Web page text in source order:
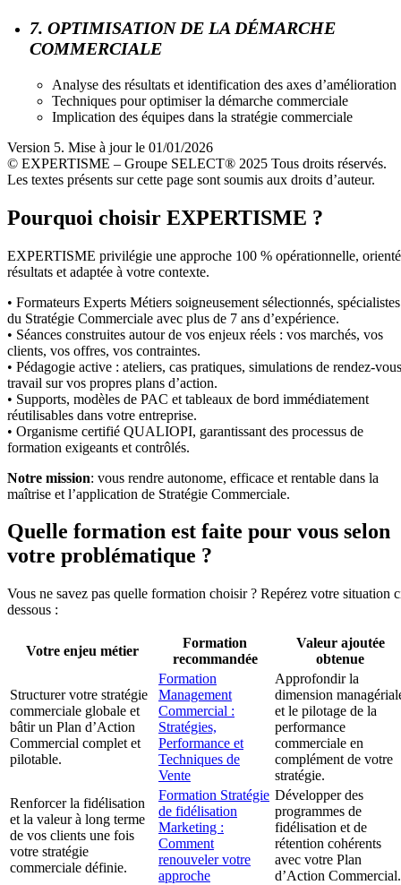
7. OPTIMISATION DE LA DÉMARCHE
COMMERCIALE
Analyse des résultats et identification des axes d’amélioration
Techniques pour optimiser la démarche commerciale
Implication des équipes dans la stratégie commerciale
Version 5. Mise à jour le 01/01/2026
© EXPERTISME – Groupe SELECT® 2025 Tous droits réservés.
Les textes présents sur cette page sont soumis aux droits d’auteur.
Pourquoi choisir EXPERTISME ?
EXPERTISME privilégie une approche 100 % opérationnelle,
résultats et adaptée à votre contexte.
• Formateurs Experts Métiers soigneusement sélectionnés, spécialistes
du Stratégie Commerciale avec plus de 7 ans d’expérience.
• Séances construites autour de vos enjeux réels : vos marchés, vos
clients, vos offres, vos contraintes.
• Pédagogie active : ateliers, cas pratiques, simulations de rendez-
travail sur vos propres plans d’action.
• Supports, modèles de PAC et tableaux de bord immédiatement
réutilisables dans votre entreprise.
• Organisme certifié QUALIOPI, garantissant des processus de
formation exigeants et contrôlés.
Notre mission: vous rendre autonome, efficace et rentable dans la
maîtrise et l’application de Stratégie Commerciale.
Quelle formation est faite pour vous selon
votre problématique ?
Vous ne savez pas quelle formation choisir ? Repérez votre situation
dessous :
Votre enjeu métier
Formation
recommandée
Valeur ajoutée
obtenue
Structurer votre stratégie
commerciale globale et
bâtir un Plan d’Action
Commercial complet et
pilotable.
Formation
Management
Commercial :
Stratégies,
Performance et
Techniques de
Vente
Approfondir la
dimension
et le pilotage de la
performance
commerciale en
complément de votre
stratégie.
Renforcer la fidélisation
et la valeur à long terme
de vos clients une fois
votre stratégie
commerciale définie.
Formation Stratégie
de fidélisation
Marketing :
Comment
renouveler votre
approche
Développer des
programmes de
fidélisation et de
rétention cohérents
avec votre Plan
d’Action Commercial.